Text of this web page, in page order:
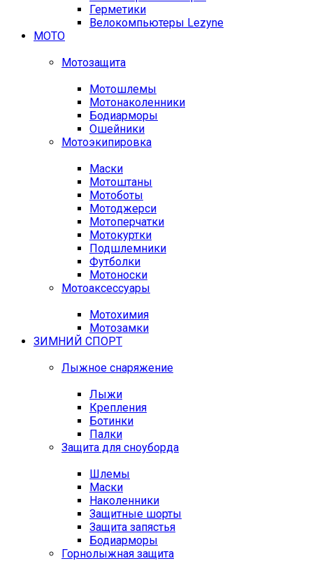
Герметики
Велокомпьютеры Lezyne
МОТО
Мотозащита
Мотошлемы
Мотонаколенники
Бодиарморы
Ошейники
Мотоэкипировка
Маски
Мотоштаны
Мотоботы
Мотоджерси
Мотоперчатки
Мотокуртки
Подшлемники
Футболки
Мотоноски
Мотоаксессуары
Мотохимия
Мотозамки
ЗИМНИЙ СПОРТ
Лыжное снаряжение
Лыжи
Крепления
Ботинки
Палки
Защита для сноуборда
Шлемы
Маски
Наколенники
Защитные шорты
Защита запястья
Бодиарморы
Горнолыжная защита